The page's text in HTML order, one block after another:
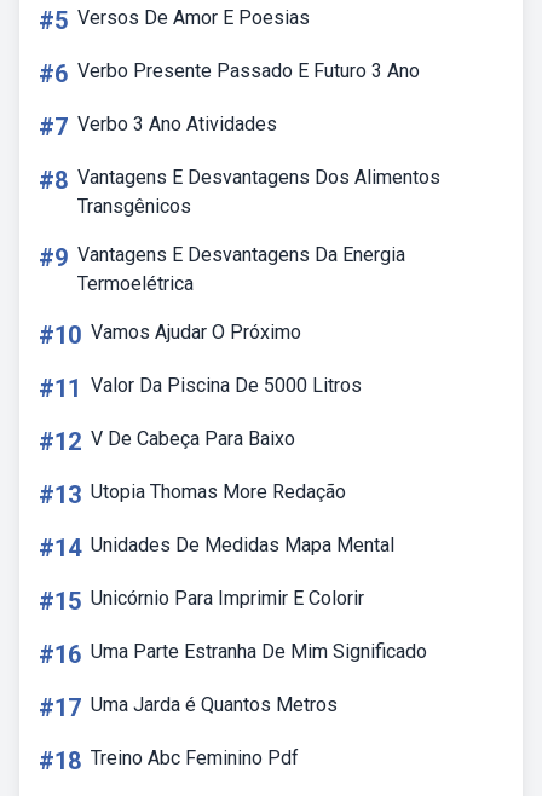
#5 Versos De Amor E Poesias
#6 Verbo Presente Passado E Futuro 3 Ano
#7 Verbo 3 Ano Atividades
#8 Vantagens E Desvantagens Dos Alimentos
Transgênicos
#9 Vantagens E Desvantagens Da Energia
Termoelétrica
#10 Vamos Ajudar O Próximo
#11 Valor Da Piscina De 5000 Litros
#12 V De Cabeça Para Baixo
#13 Utopia Thomas More Redação
#14 Unidades De Medidas Mapa Mental
#15 Unicórnio Para Imprimir E Colorir
#16 Uma Parte Estranha De Mim Significado
#17 Uma Jarda é Quantos Metros
#18 Treino Abc Feminino Pdf